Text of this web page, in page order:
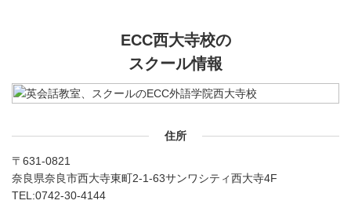
ECC西大寺校の
スクール情報
住所
〒631-0821
奈良県奈良市西大寺東町2-1-63サンワシティ西大寺4F
TEL:0742-30-4144